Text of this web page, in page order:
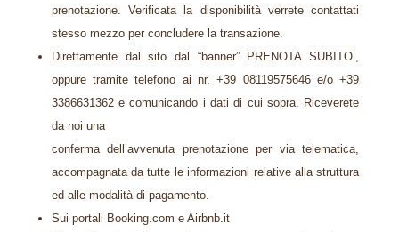
prenotazione.Verificata la disponibilità verrete contattati
stesso mezzo per concludere la transazione.
Direttamente dal sito dal “banner” PRENOTA SUBITO’,
oppure tramite telefono ai nr. +39 08119575646 e/o +39
3386631362 e comunicando i dati di cui sopra. Riceverete
da noi una
conferma dell’avvenuta prenotazione per via telematica,
accompagnata da tutte leinformazioni relative alla struttura
ed alle modalità di pagamento.
Sui portali Booking.com e Airbnb.it